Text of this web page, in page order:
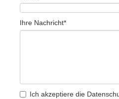
Ihre Nachricht*
Ich akzeptiere die